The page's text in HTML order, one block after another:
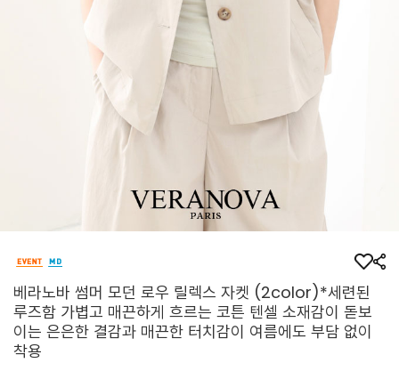
베라노바 썸머 모던 로우 릴렉스 자켓 (2color)*세련된
루즈함 가볍고 매끈하게 흐르는 코튼 텐셀 소재감이 돋보
이는 은은한 결감과 매끈한 터치감이 여름에도 부담 없이
착용